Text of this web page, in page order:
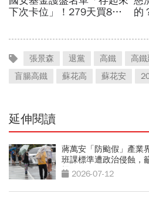
張景森 退黨 高鐵 高
盲腸高鐵
蘇花高 蘇花安
延伸閱讀
蔣萬安「防颱假」產業
班課標準遭政治侵蝕，
權 2026-07-12